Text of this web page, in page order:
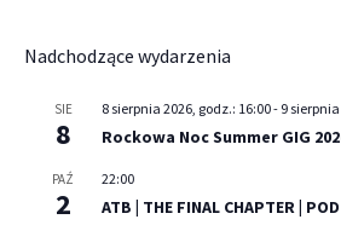
Nadchodzące wydarzenia
SIE
8
8 sierpnia 2026, godz.: 16:00- 9
Rockowa Noc Summer GIG
PAŹ
2
22:00
ATB | THE FINAL CHAPTER |